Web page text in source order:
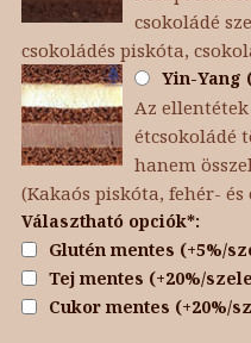
csokoládé
csokoládés piskóta,
Yin-Yang
Az
étcsokoládé
hanem
(Kakaós piskóta, fehér-
Választható opciók*:
Glutén mentes (+5%/
Tej mentes (+20%/
Cukor mentes (+20%/